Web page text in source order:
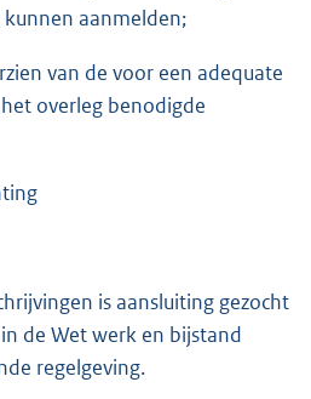
aanmelden;
van de voor een adequate
overleg benodigde
is aansluiting gezocht
de Wet werk en bijstand
regelgeving.